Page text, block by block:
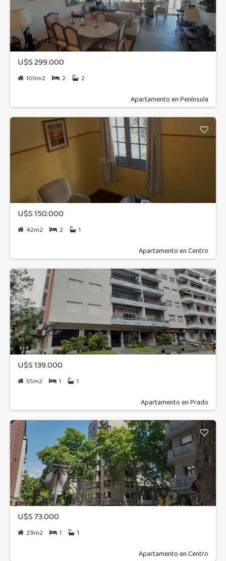
U$S 299.000
100m2 2 2
Apartamento en Península
U$S 150.000
42m2 2 1
Apartamento en Centro
U$S 139.000
55m2 1 1
Apartamento en Prado
U$S 73.000
29m2 1 1
Apartamento en Centro